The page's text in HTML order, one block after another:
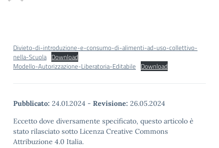
Divieto-di-introduzione-e-consumo-di-alimenti-ad-uso-collettivo-
nella-Scuola Download
Modello-Autorizzazione-Liberatoria-Editabile Download
Pubblicato: 24.01.2024 - Revisione: 26.05.2024
Eccetto dove diversamente specificato, questo articolo è
stato rilasciato sotto Licenza Creative Commons
Attribuzione 4.0 Italia.